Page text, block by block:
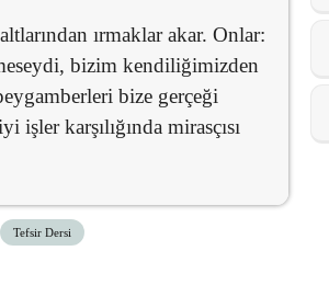
ırmaklar akar. Onlar:
bizim kendiliğimizden
bize gerçeği
karşılığında mirasçısı
Tefsir Dersi